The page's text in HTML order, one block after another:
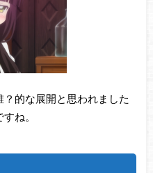
的な展開と思われました
ね。